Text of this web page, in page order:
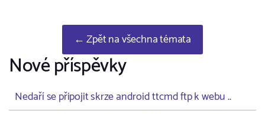
← Zpět na všechna témata
Nové příspěvky
Nedaří se připojit skrze android ttcmd ftp k webu ..